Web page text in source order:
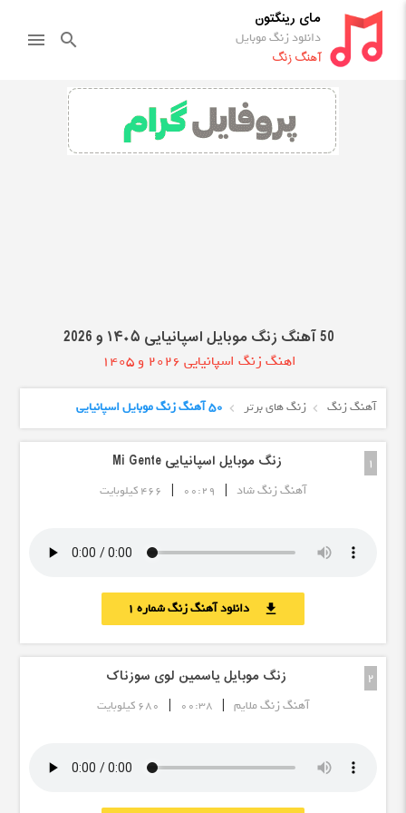
مای رینگتون
دانلود زنگ موبایل
آهنگ زنگ
search
menu
50 آهنگ زنگ موبایل اسپانیایی ۱۴۰۵ و 2026
اهنگ زنگ اسپانیایی 2026 و 1405
آهنگ زنگ زنگ های برتر 50 آهنگ زنگ موبایل اسپانیایی
1 زنگ موبایل اسپانیایی Mi Gente
آهنگ زنگ شاد |
00:29
| 466 کیلوبایت
download دانلود آهنگ زنگ شماره 1
2 زنگ موبایل یاسمین لوی سوزناک
آهنگ زنگ ملایم |
00:38
| 680 کیلوبایت